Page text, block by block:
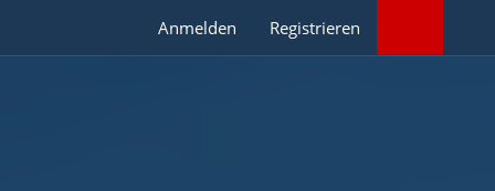
Anmelden Registrieren